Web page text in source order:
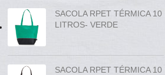
SACOLA RPET TÉRMICA 10
LITROS- VERDE
SACOLA RPET TÉRMICA 10